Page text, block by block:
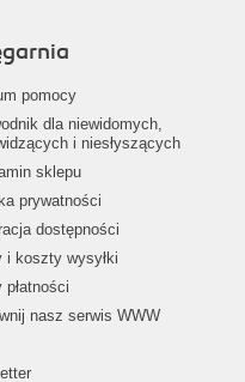
pomocy
dla niewidomych,
i niesłyszących
sklepu
prywatności
dostępności
i koszty wysyłki
płatności
nasz serwis WWW